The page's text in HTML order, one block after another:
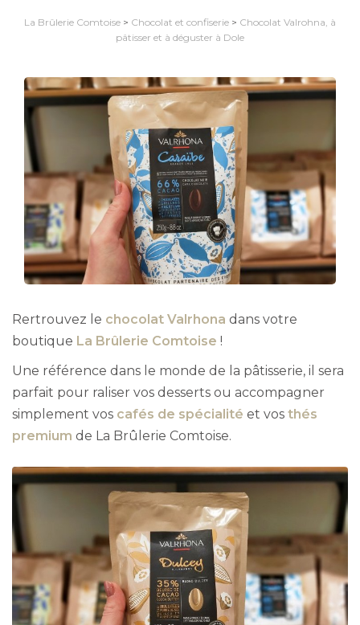
La Brûlerie Comtoise > Chocolat et confiserie > Chocolat Valrohna, à
pâtisser et à déguster à Dole
Rertrouvez le chocolat Valrhona dans votre
boutique La Brûlerie Comtoise !
Une référence dans le monde de la pâtisserie, il sera
parfait pour raliser vos desserts ou accompagner
simplement vos cafés de spécialité et vos thés
premium de La Brûlerie Comtoise.